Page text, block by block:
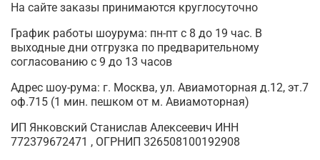
На сайте заказы принимаются круглосуточно
График работы шоурума: пн-пт с 8 до 19 час. В
выходные дни отгрузка по предварительному
согласованию с 9 до 13 часов
Адрес шоу-рума: г. Москва, ул. Авиамоторная д.12, эт.7
оф.715 (1 мин. пешком от м. Авиамоторная)
ИП Янковский Станислав Алексеевич ИНН
772379672471 , ОГРНИП 326508100192908